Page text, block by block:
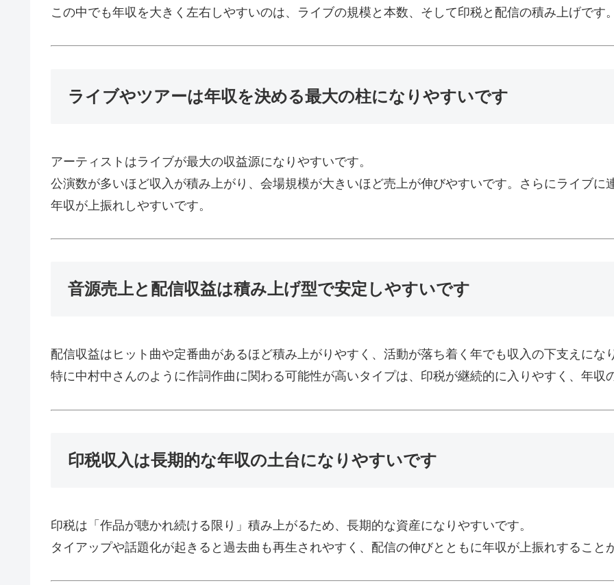
この中でも年収を大きく左右しやすいのは、ライブの規模と本数、そして印税と配信の積み上げです
ライブやツアーは年収を決める最大の柱になりやすいです
アーティストはライブが最大の収益源になりやすいです。
公演数が多いほど収入が積み上がり、会場規模が大きいほど売上が伸びやすいです。さらにライブ
年収が上振れしやすいです。
音源売上と配信収益は積み上げ型で安定しやすいです
配信収益はヒット曲や定番曲があるほど積み上がりやすく、活動が落ち着く年でも収入の下支えにな
特に中村中さんのように作詞作曲に関わる可能性が高いタイプは、印税が継続的に入りやすく、年収
印税収入は長期的な年収の土台になりやすいです
印税は「作品が聴かれ続ける限り」積み上がるため、長期的な資産になりやすいです。
タイアップや話題化が起きると過去曲も再生されやすく、配信の伸びとともに年収が上振れすること